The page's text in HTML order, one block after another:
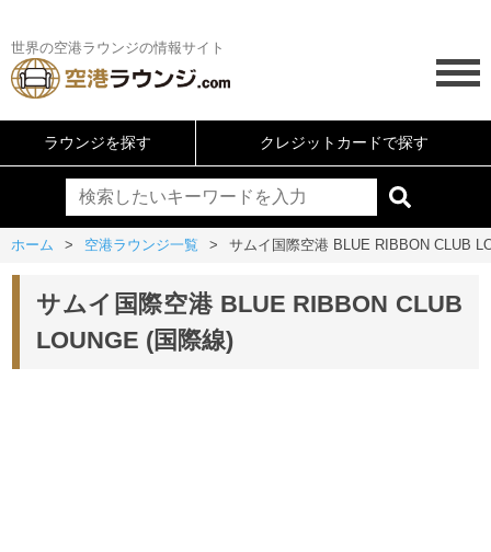
世界の空港ラウンジの情報サイト
ラウンジを探す クレジットカードで探す
ホーム 空港ラウンジ一覧 サムイ国際空港 BLUE RIBBON CLUB
サムイ国際空港 BLUE RIBBON CLUB
LOUNGE (国際線)